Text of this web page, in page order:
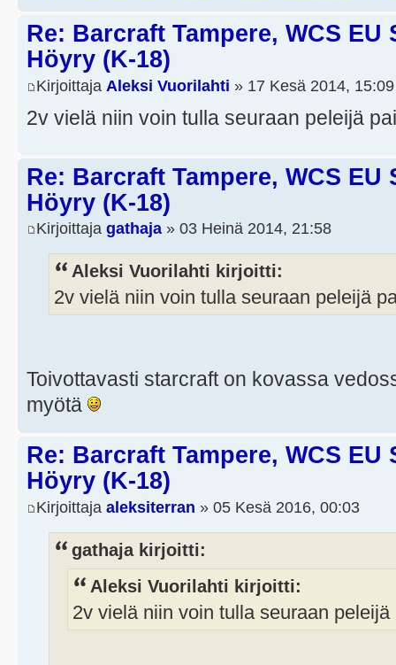
Re: Barcraft Tampere, WCS EU
Höyry (K-18)
Kirjoittaja Aleksi Vuorilahti » 17 Kesä 2014, 15:09
2v vielä niin voin tulla seuraan peleijä
Re: Barcraft Tampere, WCS EU
Höyry (K-18)
Kirjoittaja gathaja » 03 Heinä 2014, 21:58
Aleksi Vuorilahti kirjoitti:
2v vielä niin voin tulla seuraan peleijä
Toivottavasti starcraft on kovassa
myötä
Re: Barcraft Tampere, WCS EU
Höyry (K-18)
Kirjoittaja aleksiterran » 05 Kesä 2016, 00:03
gathaja kirjoitti:
Aleksi Vuorilahti kirjoitti:
2v vielä niin voin tulla seuraan